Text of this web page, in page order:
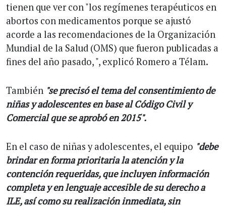
tienen que ver con "los regímenes terapéuticos en
abortos con medicamentos porque se ajustó
acorde a las recomendaciones de la Organización
Mundial de la Salud (OMS) que fueron publicadas a
fines del año pasado, ", explicó Romero a Télam.
También "se precisó el tema del consentimiento de
niñas y adolescentes en base al Código Civil y
Comercial que se aprobó en 2015".
En el caso de niñas y adolescentes, el equipo "debe
brindar en forma prioritaria la atención y la
contención requeridas, que incluyen información
completa y en lenguaje accesible de su derecho a
ILE, así como su realización inmediata, sin